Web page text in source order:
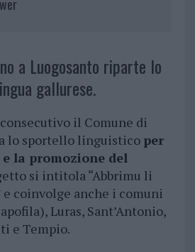
a Luogosanto riparte lo
gallurese.
il Comune di
lo sportello linguistico per
la promozione del
si intitola “Abbrimu li
e coinvolge anche i comuni
Luras, Sant’Antonio,
e Tempio.